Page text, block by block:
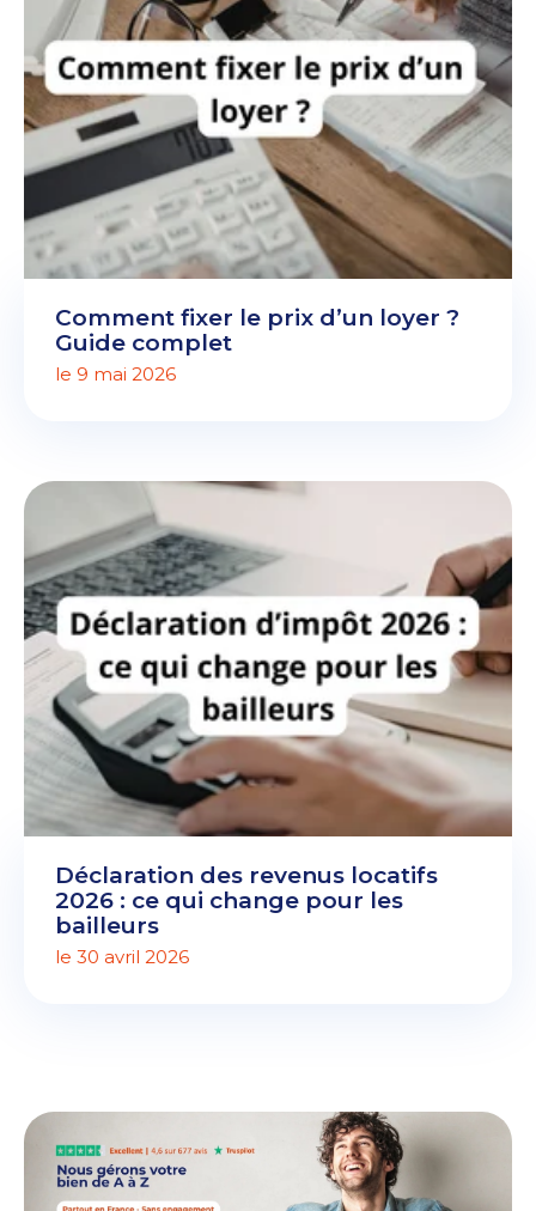
Comment fixer le prix d’un loyer ?
Guide complet
le 9 mai 2026
Déclaration des revenus locatifs
2026 : ce qui change pour les
bailleurs
le 30 avril 2026